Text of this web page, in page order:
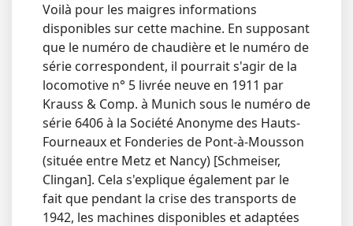
Voilà pour les maigres informations
disponibles sur cette machine. En supposant
que le numéro de chaudière et le numéro de
série correspondent, il pourrait s'agir de la
locomotive n° 5 livrée neuve en 1911 par
Krauss & Comp. à Munich sous le numéro de
série 6406 à la Société Anonyme des Hauts-
Fourneaux et Fonderies de Pont-à-Mousson
(située entre Metz et Nancy) [Schmeiser,
Clingan]. Cela s'explique également par le
fait que pendant la crise des transports de
1942, les machines disponibles et adaptées